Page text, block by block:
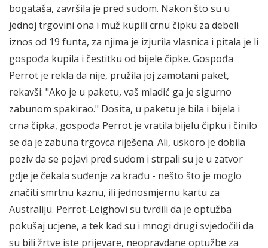
bogataša, završila je pred sudom. Nakon što su u
jednoj trgovini ona i muž kupili crnu čipku za debeli
iznos od 19 funta, za njima je izjurila vlasnica i pitala je li
gospođa kupila i čestitku od bijele čipke. Gospođa
Perrot je rekla da nije, pružila joj zamotani paket,
rekavši: "Ako je u paketu, vaš mladić ga je sigurno
zabunom spakirao." Dosita, u paketu je bila i bijela i
crna čipka, gospođa Perrot je vratila bijelu čipku i činilo
se da je zabuna trgovca riješena. Ali, uskoro je dobila
poziv da se pojavi pred sudom i strpali su je u zatvor
gdje je čekala suđenje za krađu - nešto što je moglo
značiti smrtnu kaznu, ili jednosmjernu kartu za
Australiju. Perrot-Leighovi su tvrdili da je optužba
pokušaj ucjene, a tek kad su i mnogi drugi svjedočili da
su bili žrtve iste prijevare, neopravdane optužbe za